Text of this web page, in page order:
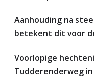
Aanhouding na
betekent dit voor
Voorlopige
Tudderenderweg